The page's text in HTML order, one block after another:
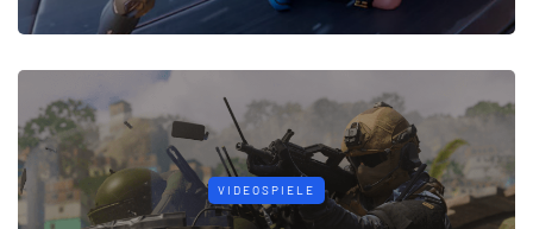
VIDEOSPIELE